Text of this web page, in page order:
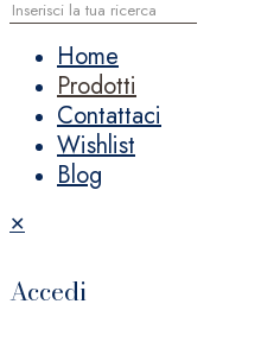
Home
Prodotti
Contattaci
Wishlist
Blog
✕
Accedi